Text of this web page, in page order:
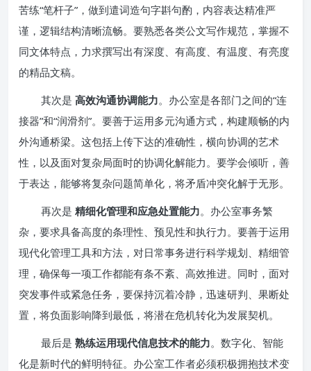
苦练“笔杆子”，做到遣词造句字斟句酌，内容表达精准严
谨，逻辑结构清晰流畅。要熟悉各类公文写作规范，掌握不
同文体特点，力求撰写出有深度、有高度、有温度、有亮度
的精品文稿。
其次是 高效沟通协调能力。办公室是各部门之间的“连
接器”和“润滑剂”。要善于运用多元沟通方式，构建顺畅的内
外沟通桥梁。这包括上传下达的准确性，横向协调的艺术
性，以及面对复杂局面时的协调化解能力。要学会倾听，善
于表达，能够将复杂问题简单化，将矛盾冲突化解于无形。
再次是 精细化管理和应急处置能力。办公室事务繁
杂，要求具备高度的条理性、预见性和执行力。要善于运用
现代化管理工具和方法，对日常事务进行科学规划、精细管
理，确保每一项工作都能有条不紊、高效推进。同时，面对
突发事件或紧急任务，要保持沉着冷静，迅速研判、果断处
置，将负面影响降到最低，将潜在危机转化为发展契机。
最后是 熟练运用现代信息技术的能力。数字化、智能
化是新时代的鲜明特征。办公室工作者必须积极拥抱技术变